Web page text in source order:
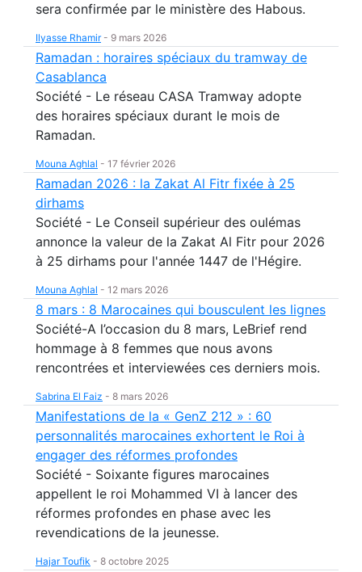
sera confirmée par le ministère des Habous.
Ilyasse Rhamir- 9 mars 2026
Ramadan : horaires spéciaux du tramway de
Casablanca
Société - Le réseau CASA Tramway adopte
des horaires spéciaux durant le mois de
Ramadan.
Mouna Aghlal - 17 février 2026
Ramadan 2026 : la Zakat Al Fitr fixée à 25
dirhams
Société - Le Conseil supérieur des oulémas
annonce la valeur de la Zakat Al Fitr pour 2026
à 25 dirhams pour l'année 1447 de l'Hégire.
Mouna Aghlal - 12 mars 2026
8 mars : 8 Marocaines qui bousculent les lignes
Société-A l’occasion du 8 mars, LeBrief rend
hommage à 8 femmes que nous avons
rencontrées et interviewées ces derniers mois.
Sabrina El Faiz - 8 mars 2026
Manifestations de la « GenZ 212 » : 60
personnalités marocaines exhortent le Roi à
engager des réformes profondes
Société - Soixante figures marocaines
appellent le roi Mohammed VI à lancer des
réformes profondes en phase avec les
revendications de la jeunesse.
Hajar Toufik - 8 octobre 2025